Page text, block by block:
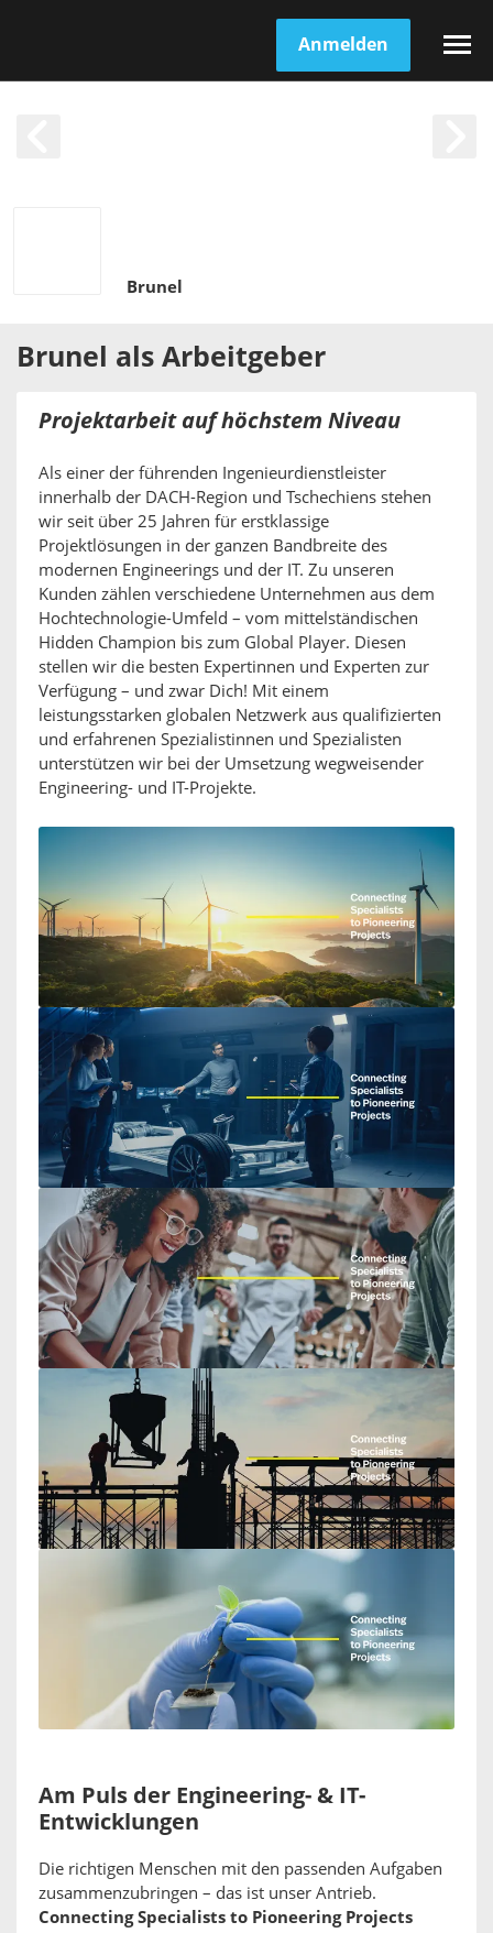
Anmelden
Brunel
Brunel als Arbeitgeber
Projektarbeit auf höchstem Niveau
Als einer der führenden Ingenieurdienstleister
innerhalb der DACH-Region und Tschechiens stehen
wir seit über 25 Jahren für erstklassige
Projektlösungen in der ganzen Bandbreite des
modernen Engineerings und der IT. Zu unseren
Kunden zählen verschiedene Unternehmen aus dem
Hochtechnologie-Umfeld – vom mittelständischen
Hidden Champion bis zum Global Player. Diesen
stellen wir die besten Expertinnen und Experten zur
Verfügung – und zwar Dich! Mit einem
leistungsstarken globalen Netzwerk aus qualifizierten
und erfahrenen Spezialistinnen und Spezialisten
unterstützen wir bei der Umsetzung wegweisender
Engineering- und IT-Projekte.
Am Puls der Engineering- & IT-
Entwicklungen
Die richtigen Menschen mit den passenden Aufgaben
zusammenzubringen – das ist unser Antrieb.
Connecting Specialists to Pioneering Projects